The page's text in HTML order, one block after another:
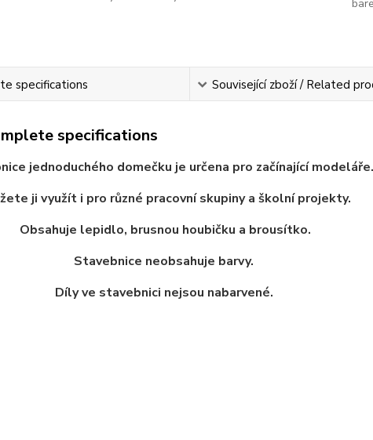
specifications Související zboží / Related
specifications
jednoduchého domečku je určena pro začínající modeláře.
ji využít i pro různé pracovní skupiny a školní projekty.
Obsahuje lepidlo, brusnou houbičku a brousítko.
Stavebnice neobsahuje barvy.
Díly ve stavebnici nejsou nabarvené.